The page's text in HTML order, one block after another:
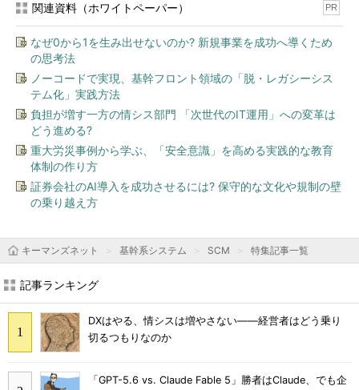
関連資料（ホワイトペーパー） PR
なぜ0から1を生み出せないのか? 新規事業を成功へ導くため
の思考法
ノーコードで実現、基幹フロント領域の「脱・レガシーシス
テム化」実践方法
負担が増す一方の情シス部門 「次世代のIT運用」への変革は
どう進める?
重大労災事例から学ぶ、「安全意識」を高める実践的な教育
体制の作り方
証券会社のAI導入を成功させるには? 保守的な文化や規制の壁
の乗り越え方
キーマンズネット 基幹系システム SCM 特集記事一覧
記事ランキング
DXはやる、情シスは増やさない――経営者はどう乗り
切るつもりなのか
「GPT-5.6 vs. Claude Fable 5」勝者はClaude、でも企